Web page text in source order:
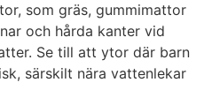
som gräs, gummimattor
och hårda kanter vid
Se till att ytor där barn
särskilt nära vattenlekar